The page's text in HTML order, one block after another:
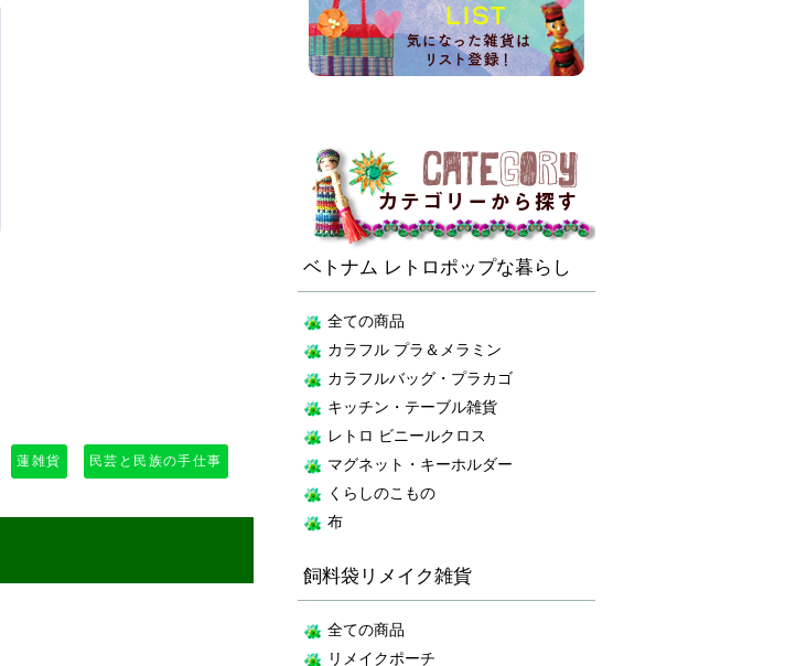
蓮雑貨 民芸と民族の手仕事
ベトナム レトロポップな暮らし
全ての商品
カラフル プラ＆メラミン
カラフルバッグ・プラカゴ
キッチン・テーブル雑貨
レトロ ビニールクロス
マグネット・キーホルダー
くらしのこもの
布
飼料袋リメイク雑貨
全ての商品
リメイクポーチ